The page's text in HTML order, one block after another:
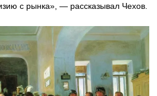
с рынка», — рассказывал Чехов.